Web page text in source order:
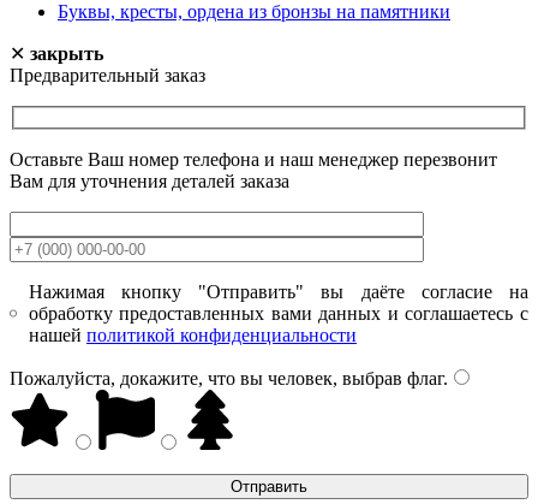
Буквы, кресты, ордена из бронзы на памятники
✕ закрыть
Предварительный заказ
Оставьте Ваш номер телефона и наш менеджер перезвонит
Вам для уточнения деталей заказа
Нажимая кнопку "Отправить" вы даёте согласие на
обработку предоставленных вами данных и соглашаетесь с
нашей политикой конфиденциальности
Пожалуйста, докажите, что вы человек, выбрав флаг.